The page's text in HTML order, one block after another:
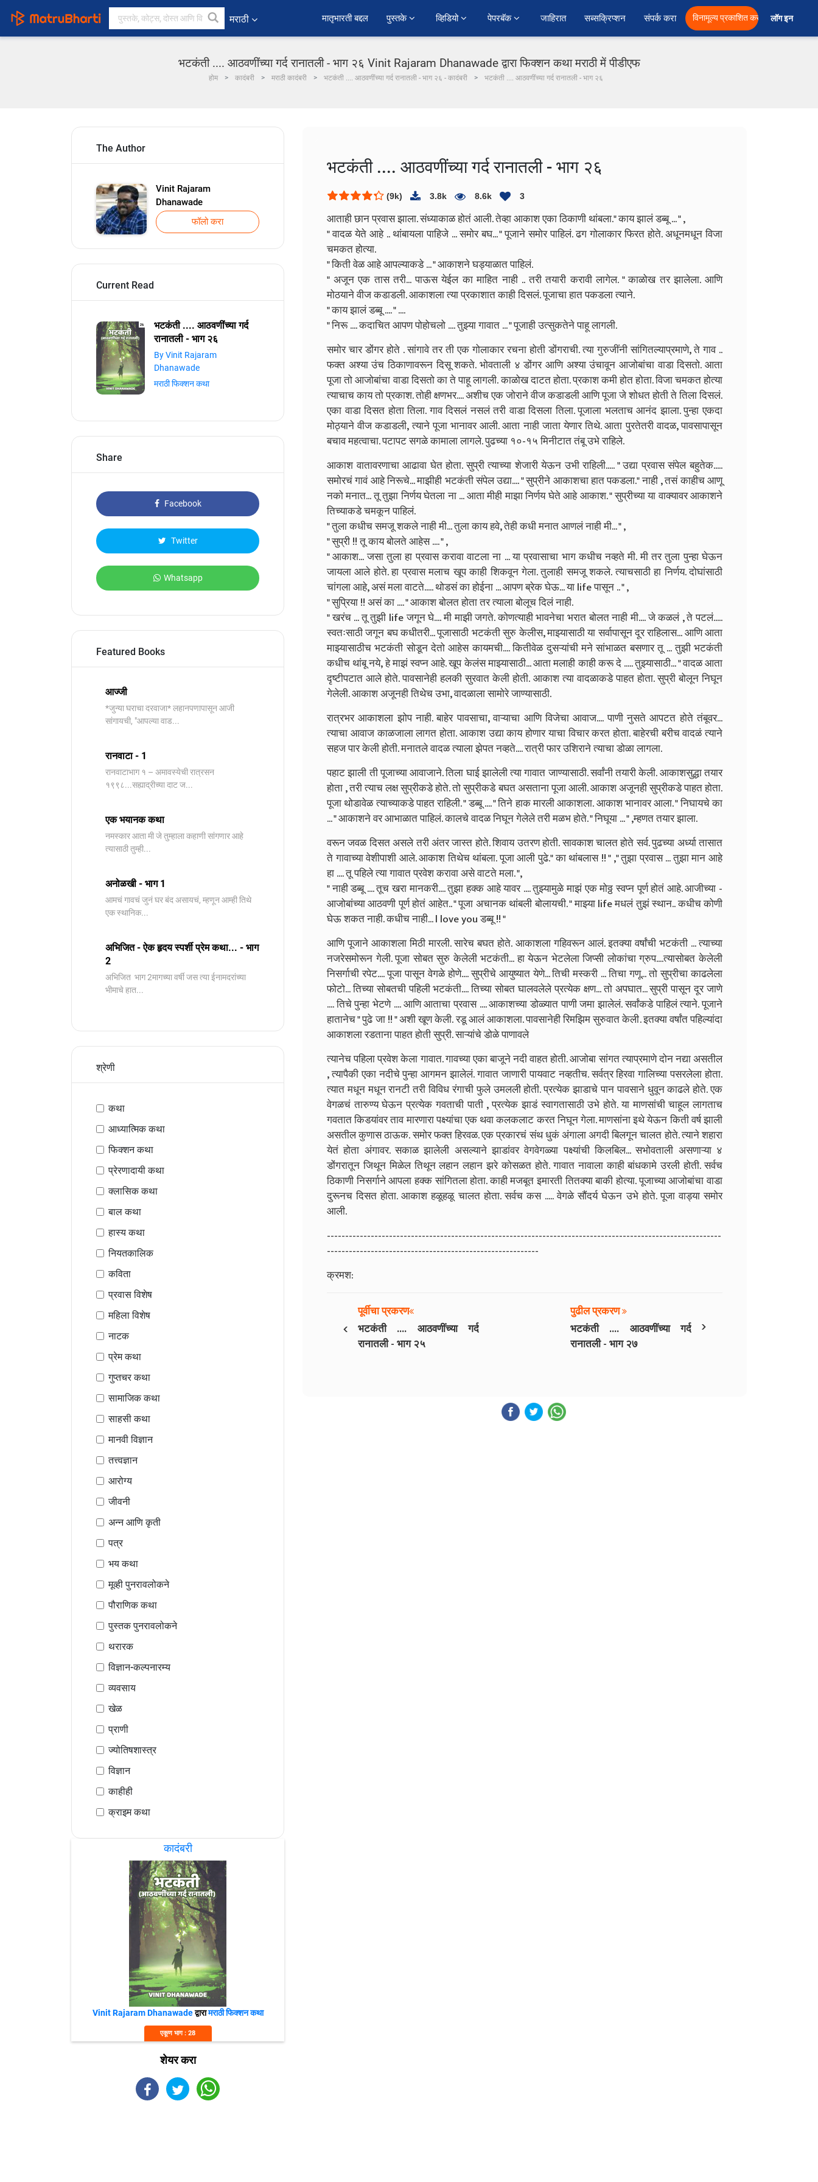
मराठी ﻿मातृभारती बद्दल पुस्तके व्हिडियो पेपरबॅक जाहिरात सब्सक्रिप्शन संपर्क करा विनामूल्य प्रकाशित करा लॉग इन
भटकंती .... आठवणींच्या गर्द रानातली - भाग २६ Vinit Rajaram Dhanawade द्वारा फिक्शन कथा मराठी में पीडीएफ
होम कादंबरी मराठी कादंबरी भटकंती .... आठवणींच्या गर्द रानातली - भाग २६ - कादंबरी भटकंती .... आठवणींच्या गर्द रानातली - भाग २६
The Author
Vinit Rajaram
Dhanawade
फॉलो करा
Current Read
भटकंती .... आठवणींच्या गर्द
रानातली - भाग २६
By Vinit Rajaram
Dhanawade
मराठी फिक्शन कथा
Share
Facebook
Twitter
Whatsapp
Featured Books
आज्जी
*जुन्या घराचा दरवाजा* लहानपणापासून आजी
सांगायची, "आपल्या वाड...
रानवाटा - 1
रानवाटाभाग १ – अमावस्येची रात्रसन
१९९८...सह्याद्रीच्या दाट ज...
एक भयानक कथा
नमस्कार आता मी जे तुम्हाला कहाणी सांगणार आहे
त्यासाठी तुम्ही...
अनोळखी - भाग 1
आमचं गावचं जुनं घर बंद असायचं, म्हणून आम्ही तिथे
एक स्थानिक...
अभिजित - ऐक हृदय स्पर्शी प्रेम कथा... - भाग
2
️अभिजित ️ भाग 2मागच्या वर्षी जस त्या ईनामदरांच्या
भीमाचे हात...
श्रेणी
कथा
आध्यात्मिक कथा
फिक्शन कथा
प्रेरणादायी कथा
क्लासिक कथा
बाल कथा
हास्य कथा
नियतकालिक
कविता
प्रवास विशेष
महिला विशेष
नाटक
प्रेम कथा
गुप्तचर कथा
सामाजिक कथा
साहसी कथा
मानवी विज्ञान
तत्त्वज्ञान
आरोग्य
जीवनी
अन्न आणि कृती
पत्र
भय कथा
मूव्ही पुनरावलोकने
पौराणिक कथा
पुस्तक पुनरावलोकने
थरारक
विज्ञान-कल्पनारम्य
व्यवसाय
खेळ
प्राणी
ज्योतिषशास्त्र
विज्ञान
काहीही
क्राइम कथा
कादंबरी
Vinit Rajaram Dhanawadeद्वारामराठी फिक्शन कथा
एकूण भाग : 28
शेयर करा
भटकंती .... आठवणींच्या गर्द रानातली - भाग २६
(9k) 3.8k 8.6k 3
आताही छान प्रवास झाला. संध्याकाळ होतं आली. तेव्हा आकाश एका ठिकाणी थांबला." काय झालं डब्बू ... " ,
" वादळ येते आहे .. थांबायला पाहिजे ... समोर बघ... " पूजाने समोर पाहिलं. ढग गोलाकार फिरत होते. अधूनमधून विजा
चमकत होत्या.
" किती वेळ आहे आपल्याकडे ... " आकाशने घड्याळात पाहिलं.
" अजून एक तास तरी... पाऊस येईल का माहित नाही .. तरी तयारी करावी लागेल. " काळोख तर झालेला. आणि
मोठयाने वीज कडाडली. आकाशला त्या प्रकाशात काही दिसलं. पूजाचा हात पकडला त्याने.
" काय झालं डब्बू .... " ....
" निरू .... कदाचित आपण पोहोचलो .... तुझ्या गावात ... " पूजाही उत्सुकतेने पाहू लागली.
समोर चार डोंगर होते . सांगावे तर ती एक गोलाकार रचना होती डोंगराची. त्या गुरुजींनी सांगितल्याप्रमाणे, ते गाव ..
फक्त अश्या उंच ठिकाणावरून दिसू शकते. भोवताली ४ डोंगर आणि अश्या उंचावून आजोबांचा वाडा दिसतो. आता
पूजा तो आजोबांचा वाडा दिसतो का ते पाहू लागली. काळोख दाटत होता. प्रकाश कमी होत होता. विजा चमकत होत्या
त्याचाच काय तो प्रकाश. तोही क्षणभर.... अशीच एक जोराने वीज कडाडली आणि पूजा जे शोधत होती ते तिला दिसलं.
एका वाडा दिसत होता तिला. गाव दिसलं नसलं तरी वाडा दिसला तिला. पूजाला भलताच आनंद झाला. पुन्हा एकदा
मोठ्याने वीज कडाडली, त्याने पूजा भानावर आली. आता नाही जाता येणार तिथे. आता पुरतेतरी वादळ, पावसापासून
बचाव महत्वाचा. पटापट सगळे कामाला लागले. पुढच्या १०-१५ मिनीटात तंबू उभे राहिले.
आकाश वातावरणाचा आढावा घेत होता. सुप्री त्याच्या शेजारी येऊन उभी राहिली..... " उद्या प्रवास संपेल बहुतेक.....
समोरचं गावं आहे निरूचे... माझीही भटकंती संपेल उद्या.... " सुप्रीने आकाशचा हात पकडला." नाही , तसं काहीच आणू
नको मनात... तू तुझा निर्णय घेतला ना ... आता मीही माझा निर्णय घेते आहे आकाश. " सुप्रीच्या या वाक्यावर आकाशने
तिच्याकडे चमकून पाहिलं.
" तुला कधीच समजू शकले नाही मी... तुला काय हवे, तेही कधी मनात आणलं नाही मी... " ,
" सुप्री !! तू काय बोलते आहेस .... " ,
" आकाश... जसा तुला हा प्रवास करावा वाटला ना ... या प्रवासाचा भाग कधीच नव्हते मी. मी तर तुला पुन्हा घेऊन
जायला आले होते. हा प्रवास मलाच खूप काही शिकवून गेला. तुलाही समजू शकले. त्याचसाठी हा निर्णय. दोघांसाठी
चांगला आहे, असं मला वाटते..... थोडसं का होईना ... आपण ब्रेक घेऊ... या life पासून .. " ,
" सुप्रिया !! असं का .... " आकाश बोलत होता तर त्याला बोलूच दिलं नाही.
" खरंच ... तू तुझी life जगून घे.... मी माझी जगते. कोणत्याही भावनेचा भरात बोलत नाही मी.... जे कळलं , ते पटलं.....
स्वतःसाठी जगून बघ कधीतरी... पूजासाठी भटकंती सुरु केलीस, माझ्यासाठी या सर्वापासून दूर राहिलास... आणि आता
माझ्यासाठीच भटकंती सोडून देतो आहेस कायमची.... कितीवेळ दुसऱ्यांची मने सांभाळत बसणार तू ... तुझी भटकंती
कधीच थांबू नये, हे माझं स्वप्न आहे. खूप केलंस माझ्यासाठी... आता मलाही काही करू दे ..... तुझ्यासाठी... " वादळ आता
दृष्टीपटात आले होते. पावसानेही हलकी सुरवात केली होती. आकाश त्या वादळाकडे पाहत होता. सुप्री बोलून निघून
गेलेली. आकाश अजूनही तिथेच उभा, वादळाला सामोरे जाण्यासाठी.
रात्रभर आकाशला झोप नाही. बाहेर पावसाचा, वाऱ्याचा आणि विजेचा आवाज.... पाणी नुसते आपटत होते तंबूवर...
त्याचा आवाज काळजाला लागत होता. आकाश उद्या काय होणार याचा विचार करत होता. बाहेरची बरीच वादळं त्याने
सहज पार केली होती. मनातले वादळ त्याला झेपत नव्हते.... रात्री फार उशिराने त्याचा डोळा लागला.
पहाट झाली ती पूजाच्या आवाजाने. तिला घाई झालेली त्या गावात जाण्यासाठी. सर्वांनी तयारी केली. आकाशसुद्धा तयार
होता , तरी त्याच लक्ष सुप्रीकडे होते. तो सुप्रीकडे बघत असताना पूजा आली. आकाश अजूनही सुप्रीकडे पाहत होता.
पूजा थोडावेळ त्याच्याकडे पाहत राहिली. " डब्बू .... " तिने हाक मारली आकाशला. आकाश भानावर आला. " निघायचे का
... " आकाशने वर आभाळात पाहिलं. कालचे वादळ निघून गेलेले तरी मळभ होते. " निघूया ... " ,म्हणत तयार झाला.
वरून जवळ दिसत असले तरी अंतर जास्त होते. शिवाय उतरण होती. सावकाश चालत होते सर्व. पुढच्या अर्ध्या तासात
ते गावाच्या वेशीपाशी आले. आकाश तिथेच थांबला. पूजा आली पुढे." का थांबलास !! " ," तुझा प्रवास ... तुझा मान आहे
हा .... तू पहिले त्या गावात प्रवेश करावा असे वाटते मला. ",
" नाही डब्बू .... तूच खरा मानकरी.... तुझा हक्क आहे यावर .... तुझ्यामुळे माझं एक मोठ्ठ स्वप्न पूर्ण होतं आहे. आजीच्या -
आजोबांच्या आठवणी पूर्ण होतं आहेत.. " पूजा अचानक थांबली बोलायची. " माझ्या life मधलं तुझं स्थान.. कधीच कोणी
घेऊ शकत नाही. कधीच नाही... l love you डब्बू !! "
आणि पूजाने आकाशला मिठी मारली. सारेच बघत होते. आकाशला गहिवरून आलं. इतक्या वर्षांची भटकंती ... त्याच्या
नजरेसमोरून गेली. पूजा सोबत सुरु केलेली भटकंती... हा येऊन भेटलेला जिप्सी लोकांचा ग्रुप....त्यासोबत केलेली
निसर्गाची रपेट.... पूजा पासून वेगळे होणे.... सुप्रीचे आयुष्यात येणे... तिची मस्करी ... तिचा गणू... तो सुप्रीचा काढलेला
फोटो... तिच्या सोबतची पहिली भटकंती.... तिच्या सोबत घालवलेले प्रत्येक क्षण... तो अपघात... सुप्री पासून दूर जाणे
.... तिचे पुन्हा भेटणे .... आणि आताचा प्रवास .... आकाशच्या डोळ्यात पाणी जमा झालेलं. सर्वांकडे पाहिलं त्याने. पूजाने
हातानेच " पुढे जा !! " अशी खूण केली. रडू आलं आकाशला. पावसानेही रिमझिम सुरुवात केली. इतक्या वर्षांत पहिल्यांदा
आकाशला रडताना पाहत होती सुप्री. साऱ्यांचे डोळे पाणावले
त्यानेच पहिला प्रवेश केला गावात. गावच्या एका बाजूने नदी वाहत होती. आजोबा सांगत त्याप्रमाणे दोन नद्या असतील
, त्यापैकी एका नदीचे पुन्हा आगमन झालेलं. गावात जाणारी पायवाट नव्हतीच. सर्वत्र हिरवा गालिच्या पसरलेला होता.
त्यात मधून मधून रानटी तरी विविध रंगाची फुले उमलली होती. प्रत्येक झाडाचे पान पावसाने धुवून काढले होते. एक
वेगळचं तारुण्य घेऊन प्रत्येक गवताची पाती , प्रत्येक झाडं स्वागतासाठी उभे होते. या माणसांची चाहूल लागताच
गवतात किडयांवर ताव मारणारा पक्ष्यांचा एक थवा कलकलाट करत निघून गेला. माणसांना इथे येऊन किती वर्ष झाली
असतील कुणास ठाऊक. समोर फक्त हिरवळ. एक प्रकारचं संथ धुकं अंगाला अगदी बिलगून चालत होते. त्याने शहारा
येतं होता अंगावर. सकाळ झालेली असल्याने झाडांवर वेगवेगळ्या पक्ष्यांची किलबिल... सभोवताली असणाऱ्या ४
डोंगरातून जिथून मिळेल तिथून लहान लहान झरे कोसळत होते. गावात नावाला काही बांधकामे उरली होती. सर्वच
ठिकाणी निसर्गाने आपला हक्क सांगितला होता. काही मजबूत इमारती तितक्या बाकी होत्या. पूजाच्या आजोबांचा वाडा
दुरूनच दिसत होता. आकाश हळूहळू चालत होता. सर्वच कस ..... वेगळे सौंदर्य घेऊन उभे होते. पूजा वाड्या समोर
आली.
------------------------------------------------------------------------------------------------------------
----------------------------------------------------------
क्रमश:
‹
पूर्वीचा प्रकरण
भटकंती .... आठवणींच्या गर्द
रानातली - भाग २५
›
पुढील प्रकरण
भटकंती .... आठवणींच्या गर्द
रानातली - भाग २७